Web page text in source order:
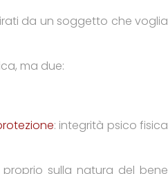
da un soggetto che voglia
ma due:
: integrità psico fisica
proprio sulla natura del bene